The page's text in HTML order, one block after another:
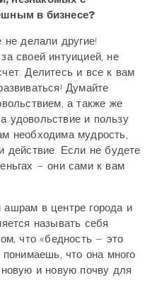
в бизнесе?
делали другие!
своей интуицией, не
Делитесь и все к вам
Думайте
а также же
удовольствие и пользу
необходима мудрость,
действие. Если не будете
– они сами к вам
в центре города и
называть себя
что «бедность – это
что она много
новую и новую почву для